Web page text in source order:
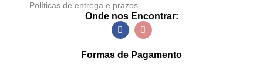
Políticas de entrega e prazos
Onde nos Encontrar:
Formas de Pagamento